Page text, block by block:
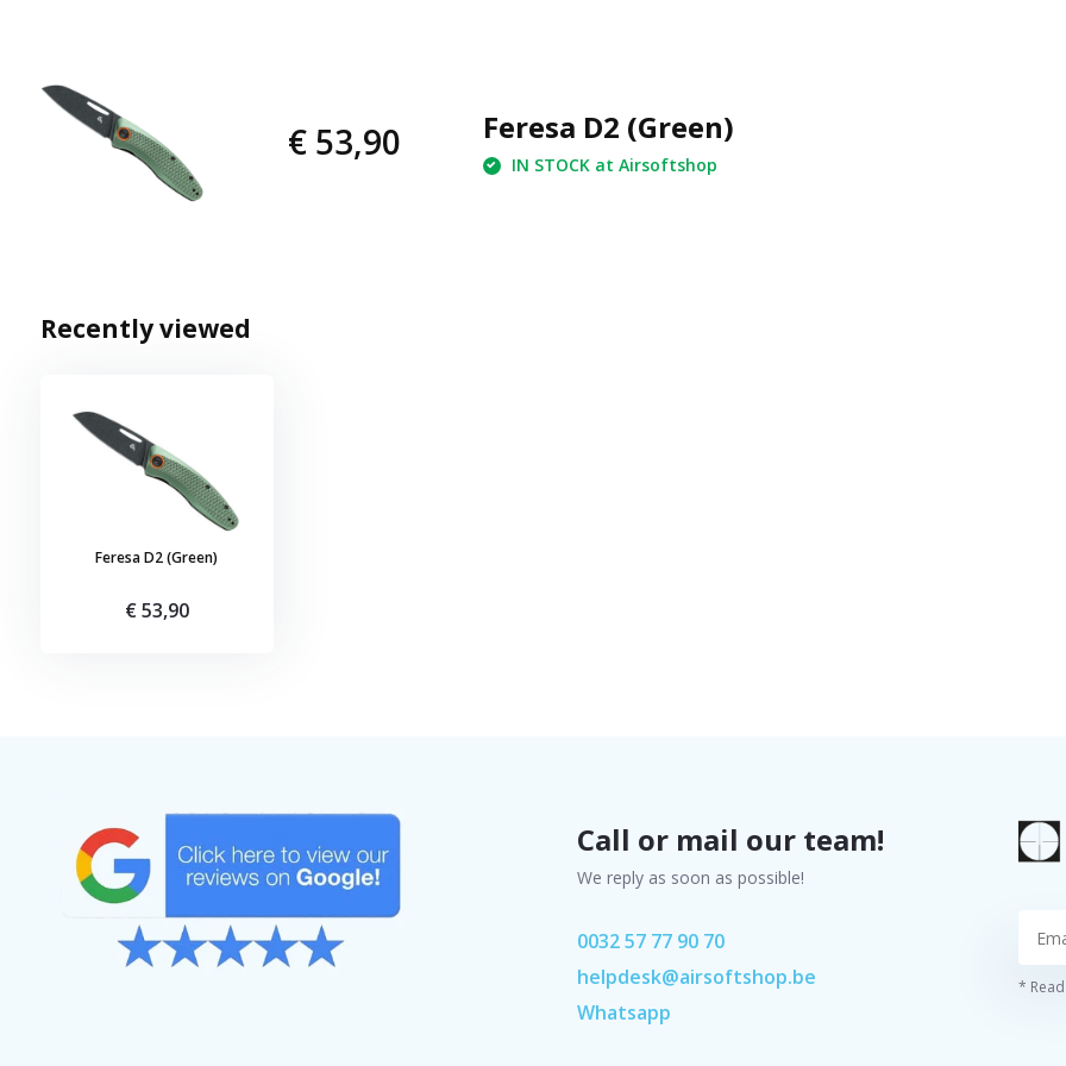
€ 53,90 Feresa D2 (Green)
IN STOCK at Airsoftshop
Recently viewed
Feresa D2 (Green)
€ 53,90
Call or mail our team!
We reply as soon as possible!
0032 57 77 90 70
helpdesk@airsoftshop.be
Whatsapp
*